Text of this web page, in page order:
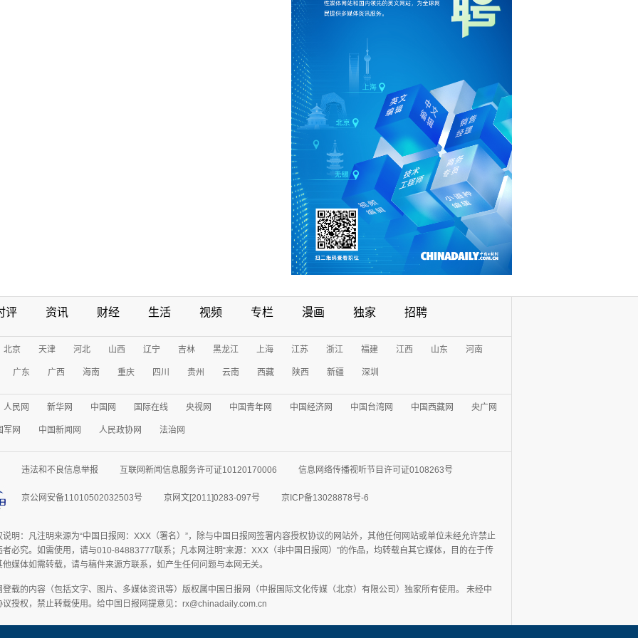
评 资讯 财经 生活 视频 专栏 漫画 独家 招聘
北京 天津 河北 山西 辽宁 吉林 黑龙江 上海 江苏 浙江 福建 江西 山东 河南
广东 广西 海南 重庆 四川 贵州 云南 西藏 陕西 新疆 深圳
人民网 新华网 中国网 国际在线 央视网 中国青年网 中国经济网 中国台湾网 中国西藏网 央广网
军网 中国新闻网 人民政协网 法治网
违法和不良信息举报 互联网新闻信息服务许可证10120170006 信息网络传播视听节目许可证0108263号
京公网安备11010502032503号 京网文[2011]0283-097号 京ICP备13028878号-6
明：凡注明来源为“中国日报网：XXX（署名）”，除与中国日报网签署内容授权协议的网站外，其他任何网站或单位未经允许禁止
必究。如需使用，请与010-84883777联系；凡本网注明“来源：XXX（非中国日报网）”的作品，均转载自其它媒体，目的在于传
媒体如需转载，请与稿件来源方联系，如产生任何问题与本网无关。
载的内容（包括文字、图片、多媒体资讯等）版权属中国日报网（中报国际文化传媒（北京）有限公司）独家所有使用。 未经中
议授权，禁止转载使用。给中国日报网提意见：rx@chinadaily.com.cn